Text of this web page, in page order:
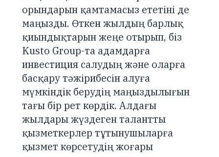
орындарын қамтамасыз ететіні де
маңызды. Өткен жылдың барлық
қиындықтарын жеңе отырып, біз
Kusto Group-та адамдарға
инвестиция салудың және оларға
басқару тәжірибесін алуға
мүмкіндік берудің маңыздылығын
тағы бір рет көрдік. Алдағы
жылдары жүздеген талантты
қызметкерлер тұтынушыларға
қызмет көрсетудің жоғары